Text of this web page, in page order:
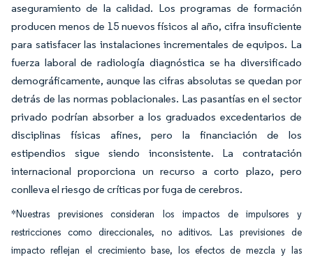
aseguramiento de la calidad. Los programas de formación
producen menos de 15 nuevos físicos al año, cifra insuficiente
para satisfacer las instalaciones incrementales de equipos. La
fuerza laboral de radiología diagnóstica se ha diversificado
demográficamente, aunque las cifras absolutas se quedan por
detrás de las normas poblacionales. Las pasantías en el sector
privado podrían absorber a los graduados excedentarios de
disciplinas físicas afines, pero la financiación de los
estipendios sigue siendo inconsistente. La contratación
internacional proporciona un recurso a corto plazo, pero
conlleva el riesgo de críticas por fuga de cerebros.
*Nuestras previsiones consideran los impactos de impulsores y
restricciones como direccionales, no aditivos. Las previsiones de
impacto reflejan el crecimiento base, los efectos de mezcla y las